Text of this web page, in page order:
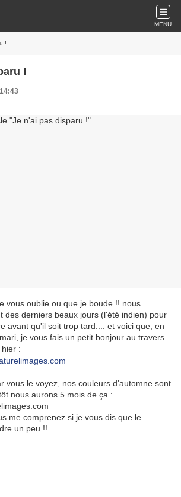
MENU
!
!
vous oublie ou que je boude !! nous
des derniers beaux jours (l'été indien) pour
avant qu'il soit trop tard.... et voici que, en
je vous fais un petit bonjour au travers
:
vous le voyez, nos couleurs d'automne sont
nous aurons 5 mois de ça :
me comprenez si je vous dis que le
un peu !!